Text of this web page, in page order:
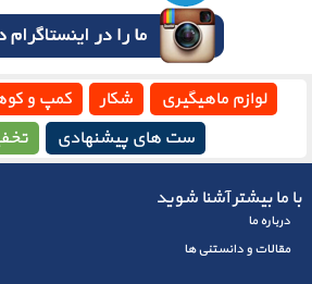
لوازم ماهیگیری شکار کمپ و
ست های پیشنهادی
با ما بیشتر آشنا شوید
درباره ما
مقالات و دانستنی ها